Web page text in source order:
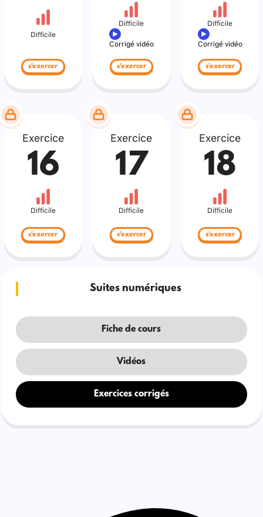
Difficile
s'exercer
Difficile
Corrigé vidéo
s'exercer
Difficile
Corrigé vidéo
s'exercer
Exercice
16
Difficile
s'exercer
Exercice
17
Difficile
s'exercer
Exercice
18
Difficile
s'exercer
Suites numériques
Fiche de cours
Vidéos
Exercices corrigés